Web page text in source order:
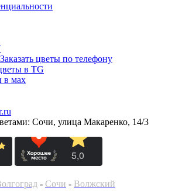
Заказать цветы по телефону
в TG
в мах
Сочи, улица Макаренко, 14/3
- Сочи - Волжский